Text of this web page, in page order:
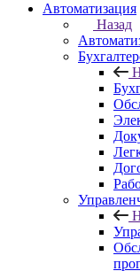
Автоматизация
Назад